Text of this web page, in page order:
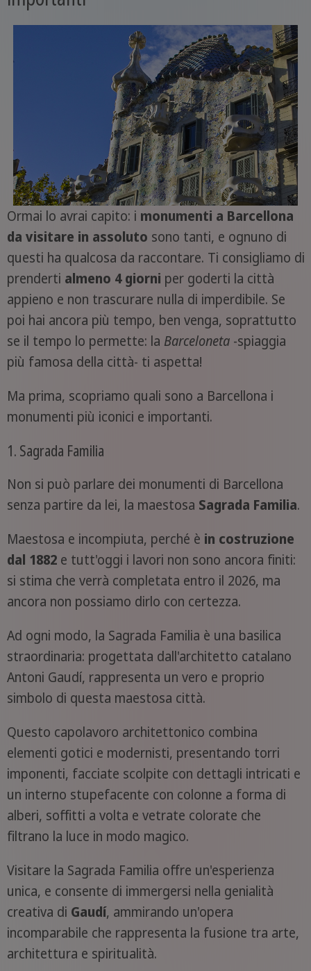
Ormai lo avrai capito: i monumenti a Barcellona
da visitare in assoluto sono tanti, e ognuno di
questi ha qualcosa da raccontare. Ti consigliamo di
prenderti almeno 4 giorni per goderti la città
appieno e non trascurare nulla di imperdibile. Se
poi hai ancora più tempo, ben venga, soprattutto
se il tempo lo permette: la Barceloneta-spiaggia
più famosa della città- ti aspetta!
Ma prima, scopriamo quali sono a Barcellona i
monumenti più iconici e importanti.
1. Sagrada Familia
Non si può parlare dei monumenti di Barcellona
senza partire da lei, la maestosa Sagrada Familia.
Maestosa e incompiuta, perché è in costruzione
dal 1882e tutt'oggi i lavori non sono ancora finiti:
si stima che verrà completata entro il 2026, ma
ancora non possiamo dirlo con certezza.
Ad ogni modo, la Sagrada Familia è una basilica
straordinaria: progettata dall'architetto catalano
Antoni Gaudí, rappresenta un vero e proprio
simbolo di questa maestosa città.
Questo capolavoro architettonico combina
elementi gotici e modernisti, presentando torri
imponenti, facciate scolpite con dettagli intricati e
un interno stupefacente con colonne a forma di
alberi, soffitti a volta e vetrate colorate che
filtrano la luce in modo magico.
Visitare la Sagrada Familia offre un'esperienza
unica, e consente di immergersi nella genialità
creativa di Gaudí, ammirando un'opera
incomparabile che rappresenta la fusione tra arte,
architettura e spiritualità.